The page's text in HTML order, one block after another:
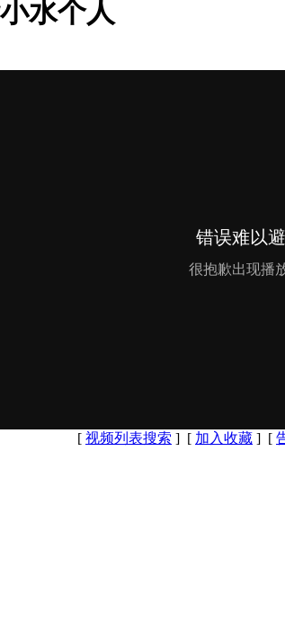
水个人
[ 视频列表搜索 ] [ 加入收藏 ] [